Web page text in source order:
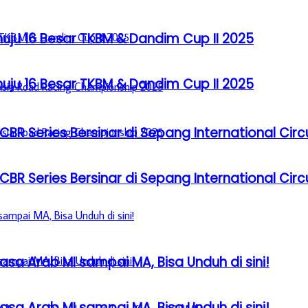
16 Besar TKBM & Dandim Cup II 2025
Series Bersinar di Sepang International
Arab MI sampai MA, Bisa Unduh di sini!
16 Besar TKBM & Dandim Cup II 2025
Series Bersinar di Sepang International